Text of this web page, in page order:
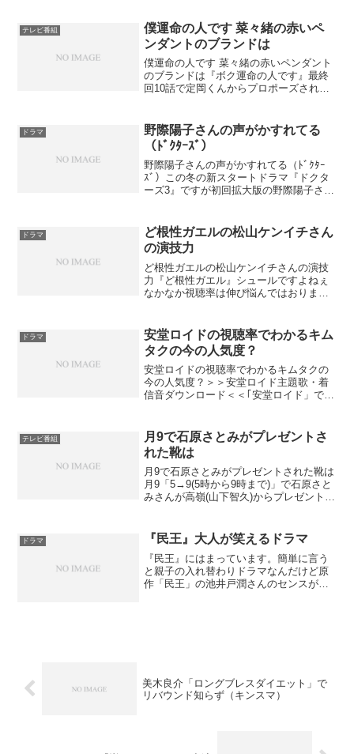
テレビ番組
僕運命の人です 菜々緒の赤いペ
ンダントのブランドは
僕運命の人です 菜々緒の赤いペンダント
のブランドは『ボク運命の人です』最終
回10話で定岡くんからプロポーズされる
ーで「アルハンブラ」。【送料、代引手
数料無料】 ◆ 【...
ドラマ
野際陽子さんの声がかすれてる
（ﾄﾞｸﾀｰｽﾞ）
野際陽子さんの声がかすれてる（ﾄﾞｸﾀｰ
ｽﾞ）この冬の新スタートドラマ『ドクタ
ーズ3』ですが初回拡大版の野際陽子さん
ばポリープなのではないかと心配してま
す。DOCTOR...
ドラマ
ど根性ガエルの松山ケンイチさん
の演技力
ど根性ガエルの松山ケンイチさんの演技
力『ど根性ガエル』シュールですよねぇ
なかなか視聴率は伸び悩んではおります
あんなに自然に、あんなに無邪気なヒロ
シを演じられる松山ケンイ...
ドラマ
安堂ロイドの視聴率でわかるキム
タクの今の人気度？
安堂ロイドの視聴率でわかるキムタクの
今の人気度？＞＞安堂ロイド主題歌・着
信音ダウンロード＜＜｢安堂ロイド」で検
いまいちだけどけっこう視聴率は取れて
いるんで...
テレビ番組
月9で石原さとみがプレゼントさ
れた靴は
月9で石原さとみがプレゼントされた靴は
月9「5→9(5時から9時まで)」で石原さと
みさんが高嶺(山下智久)からプレゼントさ
です。(引用：ジミーチュウ公式hpよ...
ドラマ 『民王』大人が笑えるドラマ
『民王』にはまっています。簡単に言う
と親子の入れ替わりドラマなんだけど原
作「民王」の池井戸潤さんのセンスがい
美木良介「ロングブレスダイエット」で
リバウンド知らず（キンスマ）